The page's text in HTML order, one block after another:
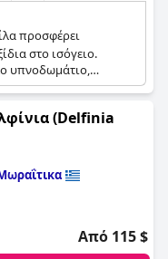
προσφέρει
στο ισόγειο.
υπνοδωμάτιο,
(Delfinia
Από 115 $